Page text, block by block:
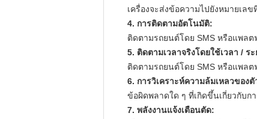
เครื่องจะส่งข้อความไปยังหมายเล
4. การติดตามอัตโนมัติ:
ติดตามรถยนต์โดย SMS หรือแพล
5. ติดตามเวลาจริงโดยใช้เวลา / ร
ติดตามรถยนต์โดย SMS หรือแพล
6. การวิเคราะห์ความล้มเหลวของตั
ข้อผิดพลาดใด ๆ ที่เกิดขึ้นเกี่ยวกับก
7. พลังงานแจ้งเตือนตัด: